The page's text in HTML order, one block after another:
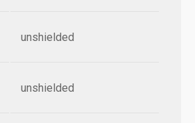
unshielded
unshielded